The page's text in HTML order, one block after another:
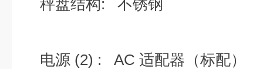
秤盘结构: 不锈钢
电源 (2) : AC 适配器（标配）